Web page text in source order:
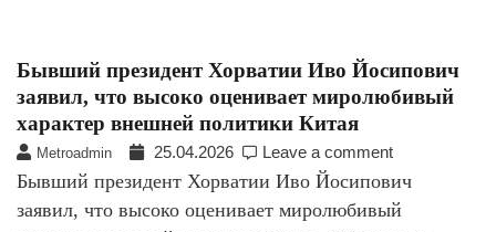
Бывший президент Хорватии Иво Йосипович
заявил, что высоко оценивает миролюбивый
характер внешней политики Китая
Metroadmin 25.04.2026 Leave a comment
Бывший президент Хорватии Иво Йосипович
заявил, что высоко оценивает миролюбивый